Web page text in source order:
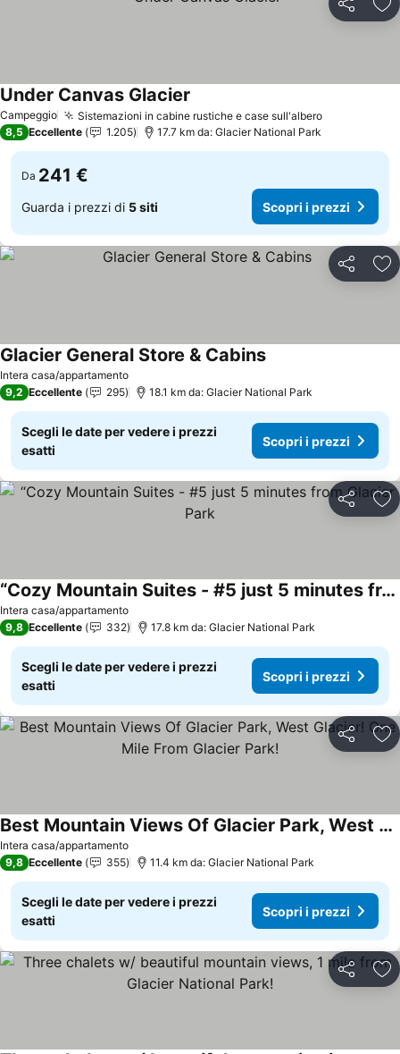
Condividi
Campeggio Sistemazioni in cabine rustiche e case sull'albero
Under Canvas Glacier
8,5 Eccellente 1.205 17.7 km da: Glacier National Park
Da 241 €
Guarda i prezzi di 5 siti Scopri i prezzi
Condividi
Intera casa/appartamento
Glacier General Store & Cabins
9,2 Eccellente 295 18.1 km da: Glacier National Park
Scegli le date per vedere i prezzi
esatti
Scopri i prezzi
Condividi
Intera casa/appartamento
“Cozy Mountain Suites - #5 just 5 minutes from Glacier Park
9,8 Eccellente 332 17.8 km da: Glacier National Park
Scegli le date per vedere i prezzi
esatti
Scopri i prezzi
Condividi
Intera casa/appartamento
Best Mountain Views Of Glacier Park, West Glacier! One Mile From Glacier Park!
9,8 Eccellente 355 11.4 km da: Glacier National Park
Scegli le date per vedere i prezzi
esatti
Scopri i prezzi
Condividi